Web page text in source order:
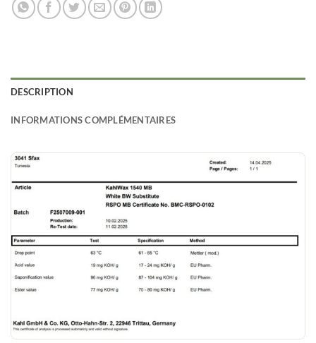
DESCRIPTION
INFORMATIONS COMPLÉMENTAIRES